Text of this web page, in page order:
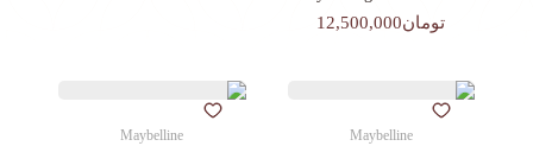
تومان12,500,000
Maybelline
Maybelline